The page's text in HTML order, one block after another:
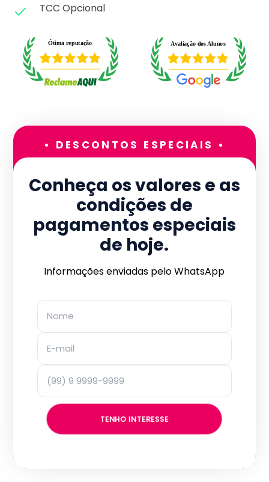
TCC Opcional
• DESCONTOS ESPECIAIS •
Conheça os valores e as
condições de
pagamentos especiais
de hoje.
Informações enviadas pelo WhatsApp
TENHO INTERESSE